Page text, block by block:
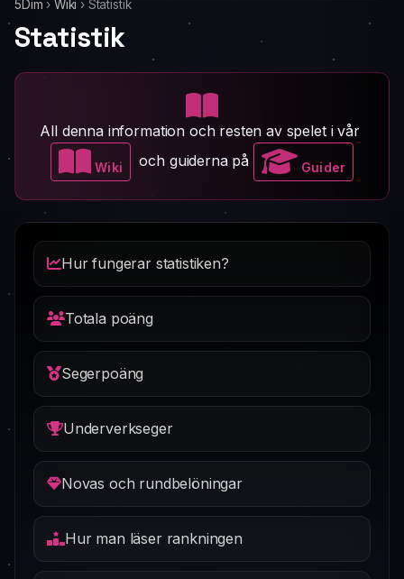
5Dim › Wiki › Statistik
Statistik
All denna information och resten av spelet i vår
Wiki och guiderna på Guider
Hur fungerar statistiken?
Totala poäng
Segerpoäng
Underverkseger
Novas och rundbelöningar
Hur man läser rankningen